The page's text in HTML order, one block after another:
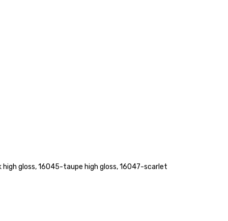
high gloss, 16045-taupe high gloss, 16047-scarlet